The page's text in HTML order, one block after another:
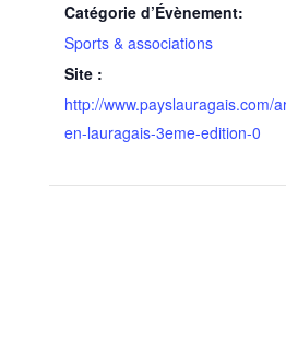
Catégorie d’Évènement:
Sports & associations
Site :
http://www.payslauragais.com/
en-lauragais-3eme-edition-0